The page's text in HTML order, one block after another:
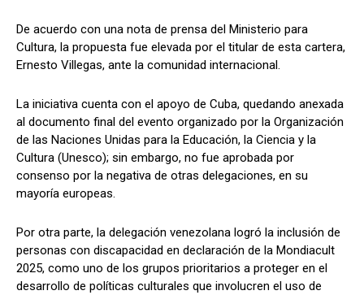
De acuerdo con una nota de prensa del Ministerio para
Cultura, la propuesta fue elevada por el titular de esta cartera,
Ernesto Villegas, ante la comunidad internacional.
La iniciativa cuenta con el apoyo de Cuba, quedando anexada
al documento final del evento organizado por la Organización
de las Naciones Unidas para la Educación, la Ciencia y la
Cultura (Unesco); sin embargo, no fue aprobada por
consenso por la negativa de otras delegaciones, en su
mayoría europeas.
Por otra parte, la delegación venezolana logró la inclusión de
personas con discapacidad en declaración de la Mondiacult
2025, como uno de los grupos prioritarios a proteger en el
desarrollo de políticas culturales que involucren el uso de